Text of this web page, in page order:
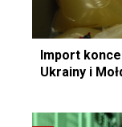
Import
Ukrainy i